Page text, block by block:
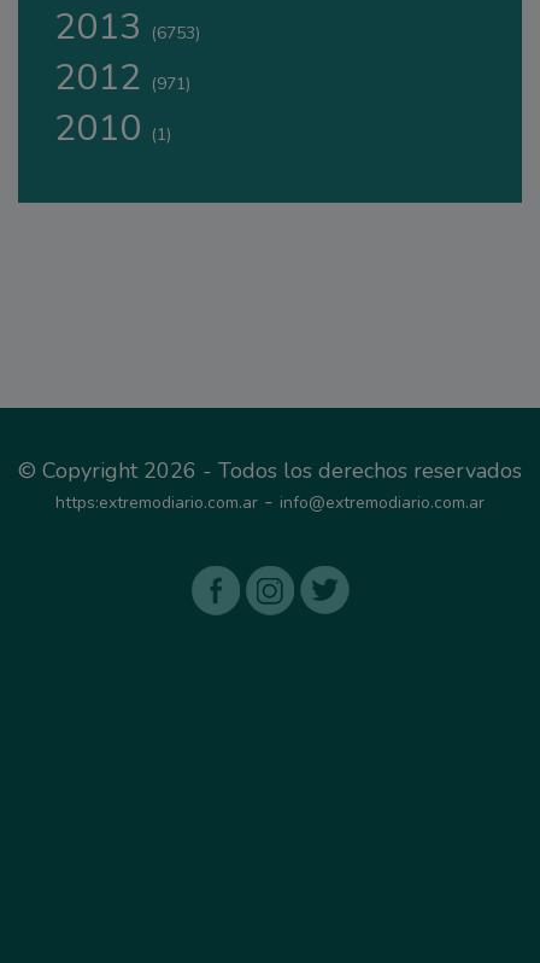
2013 (6753)
2012 (971)
2010 (1)
© Copyright 2026 - Todos los derechos reservados
https:extremodiario.com.ar - info@extremodiario.com.ar